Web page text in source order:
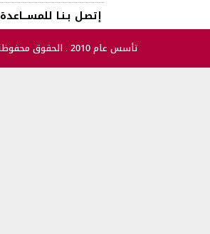
إتصـل بـنـا للمســـاعدة
تأسس عام 2010 . الحقوق محفوظة © 2026